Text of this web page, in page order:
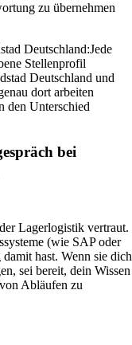
zu übernehmen
Deutschland:Jede
Stellenprofil
Deutschland und
dort arbeiten
den Unterschied
bei
Lagerlogistik vertraut.
(wie SAP oder
hast. Wenn sie dich
sei bereit, dein Wissen
Abläufen zu